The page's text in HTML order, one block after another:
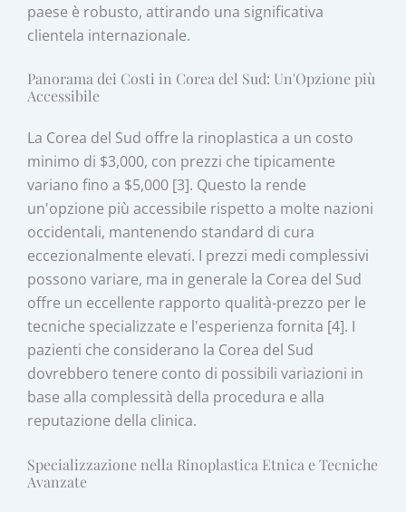
paese è robusto, attirando una significativa
clientela internazionale.
Panorama dei Costi in Corea del Sud: Un'Opzione più
Accessibile
La Corea del Sud offre la rinoplastica a un costo
minimo di $3,000, con prezzi che tipicamente
variano fino a $5,000 [3]. Questo la rende
un'opzione più accessibile rispetto a molte nazioni
occidentali, mantenendo standard di cura
eccezionalmente elevati. I prezzi medi complessivi
possono variare, ma in generale la Corea del Sud
offre un eccellente rapporto qualità-prezzo per le
tecniche specializzate e l'esperienza fornita [4]. I
pazienti che considerano la Corea del Sud
dovrebbero tenere conto di possibili variazioni in
base alla complessità della procedura e alla
reputazione della clinica.
Specializzazione nella Rinoplastica Etnica e Tecniche
Avanzate